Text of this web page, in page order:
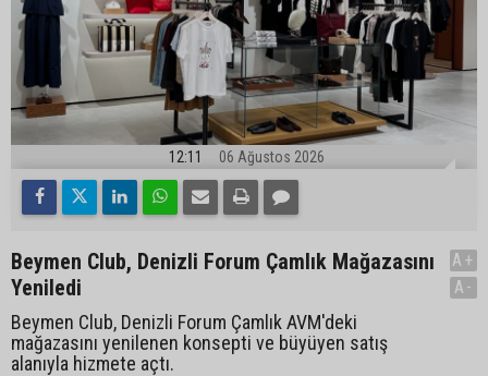
12:11 06 Ağustos 2026
Beymen Club, Denizli Forum Çamlık Mağazasını
Yeniledi
Beymen Club, Denizli Forum Çamlık AVM'deki
mağazasını yenilenen konsepti ve büyüyen satış
alanıyla hizmete açtı.
A+
A-